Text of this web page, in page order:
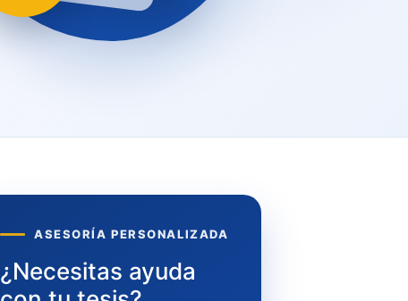
ASESORÍA PERSONALIZADA
¿Necesitas ayuda